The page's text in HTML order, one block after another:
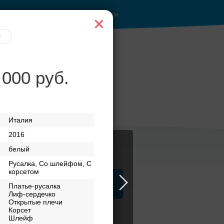
руб.
Италия
2016
белый
Русалка, Со шлейфом, С
корсетом
Платье-русалка
Лиф-сердечко
Открытые плечи
Корсет
Шлейф
Войти
Банкет до 1500 руб.
ЗАГСы